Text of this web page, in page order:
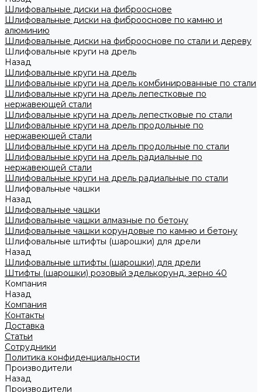
Шлифовальные диски на фиброоснове
Шлифовальные диски на фиброоснове по камню и
алюминию
Шлифовальные диски на фиброоснове по стали и дереву
Шлифовальные круги на дрель
Назад
Шлифовальные круги на дрель
Шлифовальные круги на дрель комбинированные по стали
Шлифовальные круги на дрель лепестковые по
нержавеющей стали
Шлифовальные круги на дрель лепестковые по стали
Шлифовальные круги на дрель продольные по
нержавеющей стали
Шлифовальные круги на дрель продольные по стали
Шлифовальные круги на дрель радиальные по
нержавеющей стали
Шлифовальные круги на дрель радиальные по стали
Шлифовальные чашки
Назад
Шлифовальные чашки
Шлифовальные чашки алмазные по бетону
Шлифовальные чашки корундовые по камню и бетону
Шлифовальные штифты (шарошки) для дрели
Назад
Шлифовальные штифты (шарошки) для дрели
Штифты (шарошки) розовый эделькорунд, зерно 40
Компания
Назад
Компания
Контакты
Доставка
Статьи
Сотрудники
Политика конфиденциальности
Производители
Назад
Производители